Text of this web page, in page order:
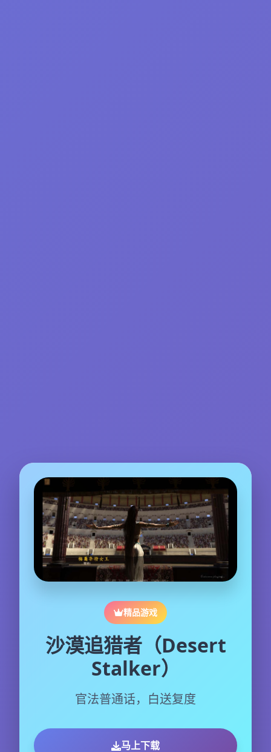
精品游戏
沙漠追猎者（Desert
Stalker）
官法普通话，白送复度
马上下载